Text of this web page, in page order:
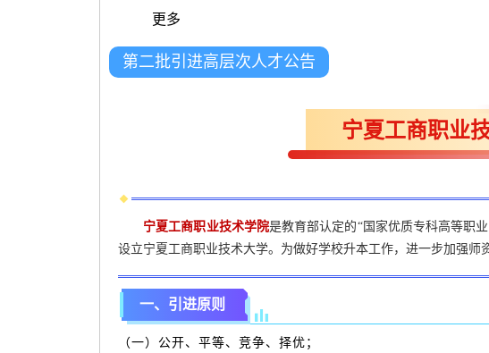
更多
第二批引进高层次人才公告
宁夏工商职业
宁夏工商职业技术学院是教育部认定的“国家优质专科高等职
设立宁夏工商职业技术大学。为做好学校升本工作，进一步加强
一、引进原则
（一）公开、平等、竞争、择优；